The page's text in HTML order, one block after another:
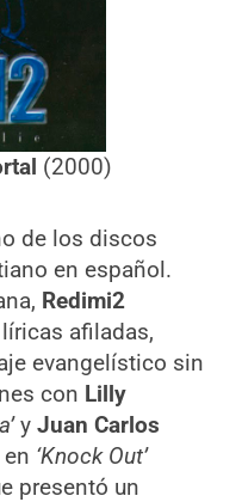
(2000)
de los discos
en español.
Redimi2
afiladas,
evangelístico sin
con Lilly
yJuan Carlos
en ‘Knock Out’
presentó un